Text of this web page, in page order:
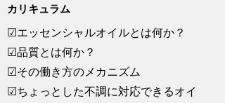
​カリキュラム
☑エッセンシャルオイルとは何か？
☑品質とは何か？
☑その働き方のメカニズム
☑ちょっとした不調に対応できるオイ